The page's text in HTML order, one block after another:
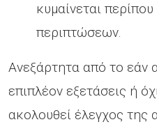
κυμαίνεται
περιπτώσεων.
Ανεξάρτητα από το εάν
επιπλέον εξετάσεις ή
ακολουθεί έλεγχος της